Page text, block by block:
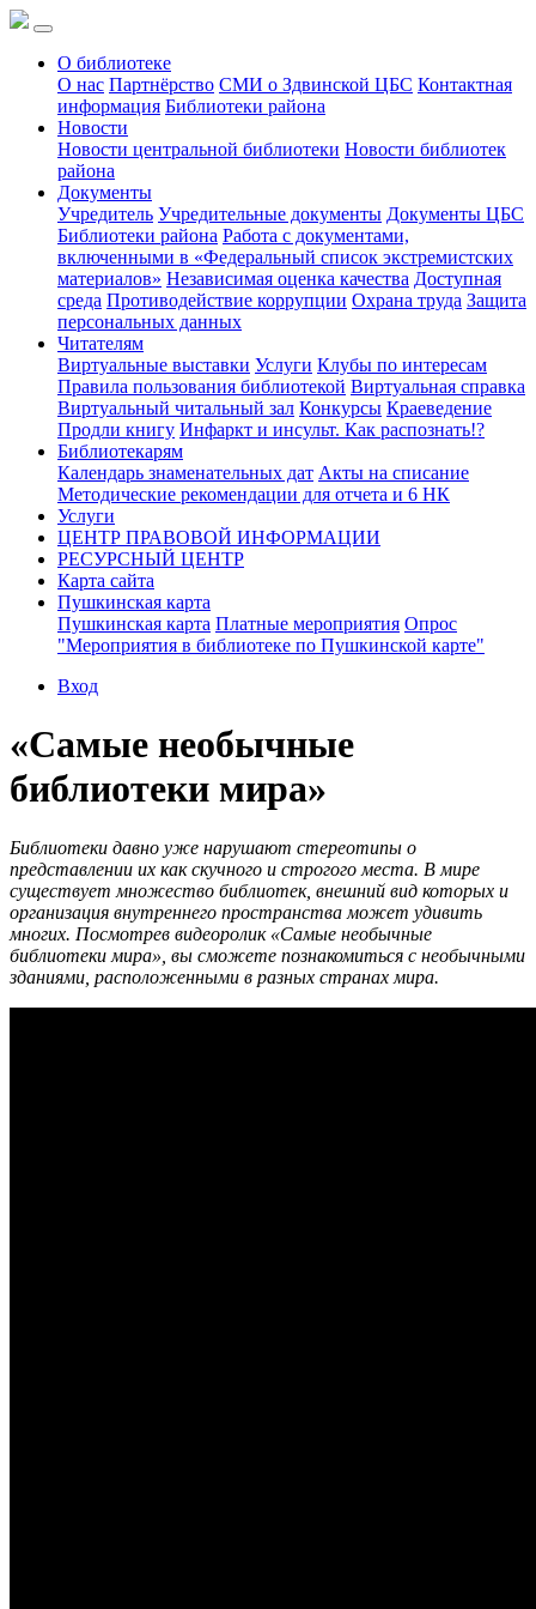
О библиотеке
О нас Партнёрство СМИ о Здвинской ЦБС Контактная
информация Библиотеки района
Новости
Новости центральной библиотеки Новости библиотек
района
Документы
Учредитель Учредительные документы Документы ЦБС
Библиотеки района Работа с документами,
включенными в «Федеральный список экстремистских
материалов» Независимая оценка качества Доступная
среда Противодействие коррупции Охрана труда Защита
персональных данных
Читателям
Виртуальные выставки Услуги Клубы по интересам
Правила пользования библиотекой Виртуальная справка
Виртуальный читальный зал Конкурсы Краеведение
Продли книгу Инфаркт и инсульт. Как распознать!?
Библиотекарям
Календарь знаменательных дат Акты на списание
Методические рекомендации для отчета и 6 НК
Услуги
ЦЕНТР ПРАВОВОЙ ИНФОРМАЦИИ
РЕСУРСНЫЙ ЦЕНТР
Карта сайта
Пушкинская карта
Пушкинская карта Платные мероприятия Опрос
"Мероприятия в библиотеке по Пушкинской карте"
Вход
«Самые необычные
библиотеки мира»
Библиотеки давно уже нарушают стереотипы о
представлении их как скучного и строгого места. В мире
существует множество библиотек, внешний вид которых и
организация внутреннего пространства может удивить
многих. Посмотрев видеоролик «Самые необычные
библиотеки мира», вы сможете познакомиться с необычными
зданиями, расположенными в разных странах мира.